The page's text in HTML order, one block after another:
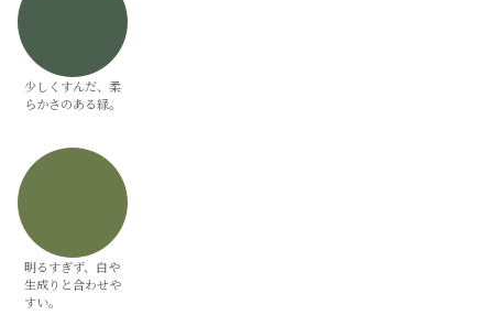
少しくすんだ、柔
らかさのある緑。
明るすぎず、白や
生成りと合わせや
すい。